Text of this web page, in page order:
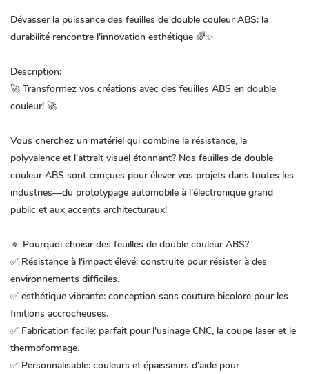
Dévasser la puissance des feuilles de double couleur ABS: la
durabilité rencontre l'innovation esthétique 🌈✨
Description:
🚀 Transformez vos créations avec des feuilles ABS en double
couleur! 🚀
Vous cherchez un matériel qui combine la résistance, la
polyvalence et l'attrait visuel étonnant? Nos feuilles de double
couleur ABS sont conçues pour élever vos projets dans toutes les
industries—du prototypage automobile à l'électronique grand
public et aux accents architecturaux!
🔹 Pourquoi choisir des feuilles de double couleur ABS?
✅ Résistance à l'impact élevé: construite pour résister à des
environnements difficiles.
✅ esthétique vibrante: conception sans couture bicolore pour les
finitions accrocheuses.
✅ Fabrication facile: parfait pour l'usinage CNC, la coupe laser et le
thermoformage.
✅ Personnalisable: couleurs et épaisseurs d'aide pour